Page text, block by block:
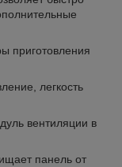
приготовления
легкость
вентиляции в
панель от